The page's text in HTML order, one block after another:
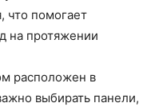
что помогает
на протяжении
расположен в
выбирать панели,